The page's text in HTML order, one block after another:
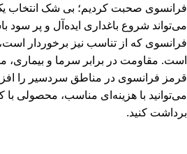
فرانسوی صحبت کردیم؛ بی شک انتخاب یک
می‌تواند شروع باغداری ایده‌آل و پر
فرانسوی که از تناسب نیز برخوردار است،
است‌. مقاومت در برابر سرما و
قرمز فرانسوی در مناطق سردسیر را
می‌توانید با هزینه‌ای مناسب، محصولی با
برداشت کنید.